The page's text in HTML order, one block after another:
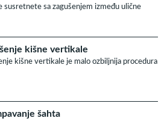
susretnete sa zagušenjem između ulične
kišne vertikale
kišne vertikale je malo ozbiljnija procedura
šahta